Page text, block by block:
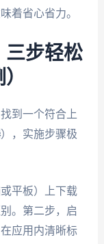
着省心省力。
三步轻松
到一个符合上
），实施步骤极
平板）上下载
。第二步，启
应用内清晰标